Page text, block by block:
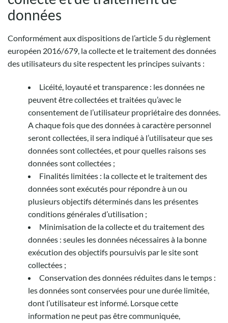
données
Conformément aux dispositions de l’article 5 du règlement
européen 2016/679, la collecte et le traitement des données
des utilisateurs du site respectent les principes suivants :
Licéité, loyauté et transparence : les données ne
peuvent être collectées et traitées qu’avec le
consentement de l’utilisateur propriétaire des données.
A chaque fois que des données à caractère personnel
seront collectées, il sera indiqué à l’utilisateur que ses
données sont collectées, et pour quelles raisons ses
données sont collectées ;
Finalités limitées : la collecte et le traitement des
données sont exécutés pour répondre à un ou
plusieurs objectifs déterminés dans les présentes
conditions générales d’utilisation ;
Minimisation de la collecte et du traitement des
données : seules les données nécessaires à la bonne
exécution des objectifs poursuivis par le site sont
collectées ;
Conservation des données réduites dans le temps :
les données sont conservées pour une durée limitée,
dont l’utilisateur est informé. Lorsque cette
information ne peut pas être communiquée,